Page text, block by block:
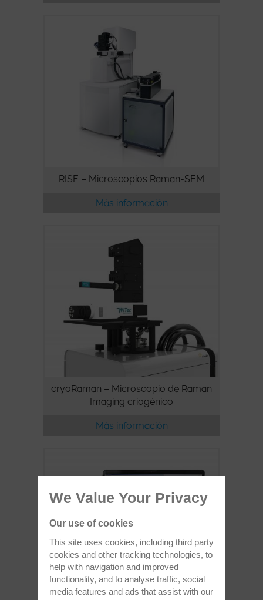
RISE – Microscopios Raman-SEM
Más información
cryoRaman – Microscopio de Raman
Imaging criogénico
Más información
We Value Your Privacy
Our use of cookies
This site uses cookies, including third party
cookies and other tracking technologies, to
help with navigation and improved
functionality, and to analyse traffic, social
media features and ads that assist with our